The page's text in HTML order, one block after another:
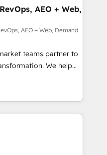
CMS戦略設
SEOを前提にした情報設
計をContent Hubで一体
行支援：Salesforce・
、カスタム設計、履歴
AEO対応：ChatGPT・
ー認定 ✓ HubSpotアワ
/
Revenue
Success Media. -
AI and custom agents
compliance
AEO + Web,
AEO + Web, Demand
teams partner to
We help
AI-powered
HubSpot’s
expert-led
built apps,